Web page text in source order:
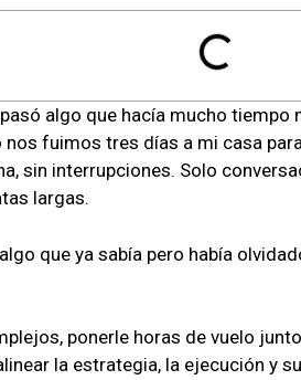
algo que hacía mucho
fuimos tres días a mi casa
sin interrupciones. Solo
largas.
que ya sabía pero había
ponerle horas de vuelo
la estrategia, la ejecución y